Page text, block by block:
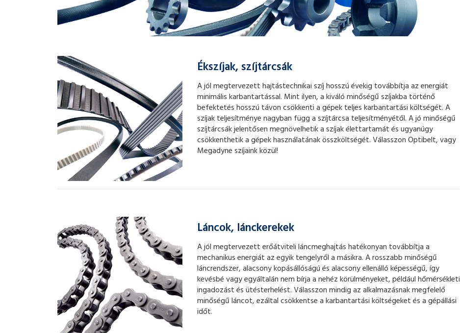
Ékszíjak, szíjtárcsák
A jól megtervezett hajtástechnikai szíj hosszú évekig továbbítja az energiát
minimális karbantartással. Mint ilyen, a kiváló minőségű szíjakba történő
befektetés hosszú távon csökkenti a gépek teljes karbantartási költségét. A
szíjak teljesítménye nagyban függ a szíjtárcsa teljesítményétől. A jó minőségű
szíjtárcsák jelentősen megnövelhetik a szíjak élettartamát és ugyanúgy
csökkenthetik a gépek használatának összköltségét. Válasszon Optibelt, vagy
Megadyne szíjaink közül!
Láncok, lánckerekek
A jól megtervezett erőátviteli láncmeghajtás hatékonyan továbbítja a
mechanikus energiát az egyik tengelyről a másikra. A rosszabb minőségű
láncrendszer, alacsony kopásállóságú és alacsony ellenálló képességű, így
kevésbé vagy egyáltalán nem bírja a nehéz körülményeket, például hőmérsékleti
ingadozást és ütésterhelést. Válasszon mindig az alkalmazásnak megfelelő
minőségű láncot, ezáltal csökkentse a karbantartási költségeket és a gépállási
időt.